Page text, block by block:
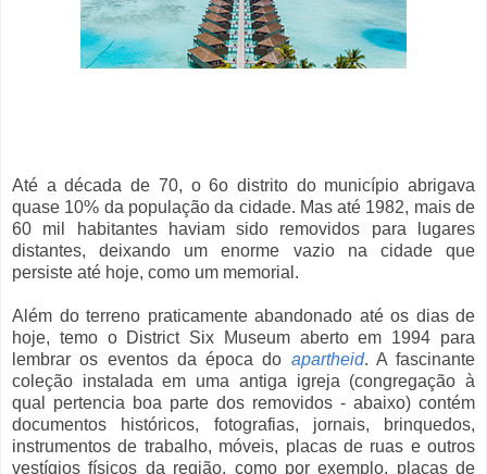
Até a década de 70, o 6o distrito do município abrigava
quase 10% da população da cidade. Mas até 1982, mais de
60 mil habitantes haviam sido removidos para lugares
distantes, deixando um enorme vazio na cidade que
persiste até hoje, como um memorial.
Além do terreno praticamente abandonado até os dias de
hoje, temo o District Six Museum aberto em 1994 para
lembrar os eventos da época do apartheid. A fascinante
coleção instalada em uma antiga igreja (congregação à
qual pertencia boa parte dos removidos - abaixo) contém
documentos históricos, fotografias, jornais, brinquedos,
instrumentos de trabalho, móveis, placas de ruas e outros
vestígios físicos da região, como por exemplo, placas de